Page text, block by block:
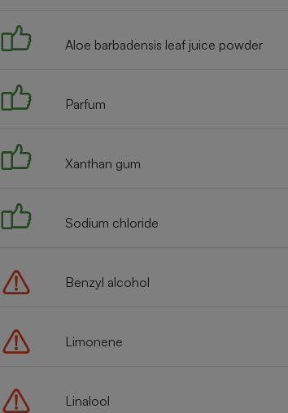
Aloe barbadensis leaf juice powder
Parfum
Xanthan gum
Sodium chloride
Benzyl alcohol
Limonene
Linalool